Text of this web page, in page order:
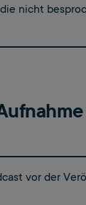
Raum für
wenn
nicht
vor der